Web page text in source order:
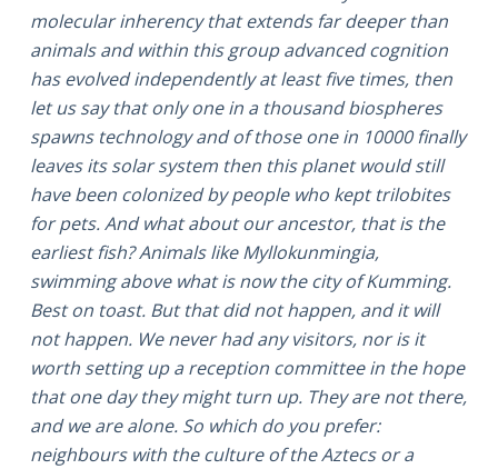
molecular inherency that extends far deeper than
animals and within this group advanced cognition
has evolved independently at least five times, then
let us say that only one in a thousand biospheres
spawns technology and of those one in 10000 finally
leaves its solar system then this planet would still
have been colonized by people who kept trilobites
for pets. And what about our ancestor, that is the
earliest fish? Animals like Myllokunmingia,
swimming above what is now the city of Kumming.
Best on toast. But that did not happen, and it will
not happen. We never had any visitors, nor is it
worth setting up a reception committee in the hope
that one day they might turn up. They are not there,
and we are alone. So which do you prefer:
neighbours with the culture of the Aztecs or a